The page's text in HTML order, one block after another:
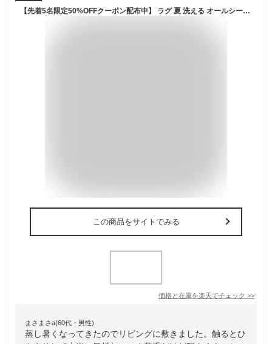
【先着5名限定50%OFFクーポン配布中】 ラグ 夏 洗える オールシーズン 1.5畳 2畳 3畳 夏用 ラグ 薄手 クール ラグ ひんやり 接触冷感 涼しい カーペット キルト 幅広縁 リビング 赤ちゃん ひんやりマット クッション ラグ おしゃれ ラグマット 夏 涼感 冷感 北欧 ラグ 速乾
この商品をサイトでみる
価格と在庫を楽天でチェック >>
まさまさa(60代・男性)
蒸し暑くなってきたのでリビングに敷きました。触るとひ